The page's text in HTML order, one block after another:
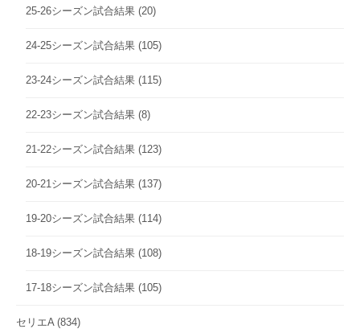
25-26シーズン試合結果 (20)
24-25シーズン試合結果 (105)
23-24シーズン試合結果 (115)
22-23シーズン試合結果 (8)
21-22シーズン試合結果 (123)
20-21シーズン試合結果 (137)
19-20シーズン試合結果 (114)
18-19シーズン試合結果 (108)
17-18シーズン試合結果 (105)
セリエA (834)